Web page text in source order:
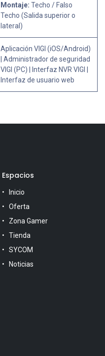
Montaje: Techo / Falso
Techo (Salida superior o
lateral)
Aplicación VIGI (iOS/Android)
| Administrador de seguridad
VIGI (PC) | Interfaz NVR VIGI |
Interfaz de usuario web
Espacios
Inicio
Oferta
Zona Gamer
Tienda
SYCOM
Noticias